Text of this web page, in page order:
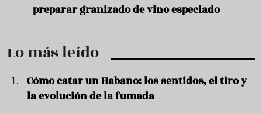
preparar granizado de vino especiado
Lo más leído
Cómo catar un Habano: los sentidos, el tiro y
la evolución de la fumada